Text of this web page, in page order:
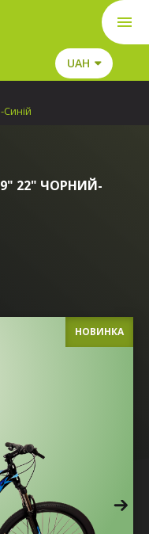
UAH
22" ЧОРНИЙ-
НОВИНКА